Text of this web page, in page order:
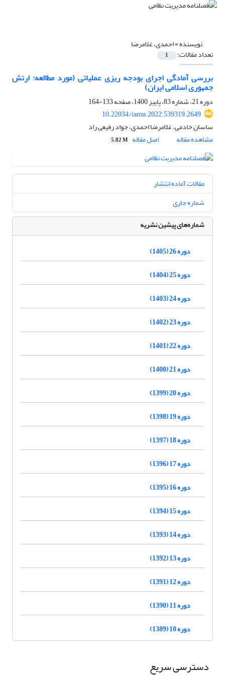
نویسنده =احمدی، غلامرضا
تعداد مقالات: 1
بررسی آمادگی اجرای بودجه ریزی عملیاتی (مورد مطالعه: ارتش
جمهوری اسلامی ایران)
دوره 21، شماره 83، پاییز 1400، صفحه
133-164
10.22034/iamu.2022.539319.2649
ساسان خادمی، غلامرضا احمدی، جواد رفیعی راد
مشاهده مقاله
اصل مقاله 5.82 M
مقالات آماده انتشار
شماره جاری
شماره‌های پیشین نشریه
دوره 26 (1405)
دوره 25 (1404)
دوره 24 (1403)
دوره 23 (1402)
دوره 22 (1401)
دوره 21 (1400)
دوره 20 (1399)
دوره 19 (1398)
دوره 18 (1397)
دوره 17 (1396)
دوره 16 (1395)
دوره 15 (1394)
دوره 14 (1393)
دوره 13 (1392)
دوره 12 (1391)
دوره 11 (1390)
دوره 10 (1389)
دسترسی سریع